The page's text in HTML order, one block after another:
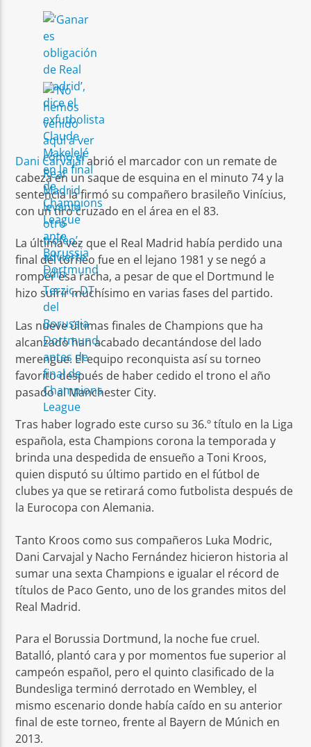
Dani Carvajalabrió el marcador con un remate de
cabeza en un saque de esquina en el minuto 74 y la
sentencia la firmó su compañero brasileño Vinícius,
con un tiro cruzado en el área en el 83.
La última vez que el Real Madrid había perdido una
final del torneo fue en el lejano 1981 y se negó a
romper esa racha, a pesar de que el Dortmund le
hizo sufrir muchísimo en varias fases del partido.
Las nueve últimas finales de Champions que ha
alcanzado han acabado decantándose del lado
merengue. El equipo reconquista así su torneo
favorito después de haber cedido el trono el año
pasado al Manchester City.
Tras haber logrado este curso su 36.º título en la Liga
española, esta Champions corona la temporada y
brinda una despedida de ensueño a Toni Kroos,
quien disputó su último partido en el fútbol de
clubes ya que se retirará como futbolista después de
la Eurocopa con Alemania.
Tanto Kroos como sus compañeros Luka Modric,
Dani Carvajal y Nacho Fernández hicieron historia al
sumar una sexta Champions e igualar el récord de
títulos de Paco Gento, uno de los grandes mitos del
Real Madrid.
Para el Borussia Dortmund, la noche fue cruel.
Batalló, plantó cara y por momentos fue superior al
campeón español, pero el quinto clasificado de la
Bundesliga terminó derrotado en Wembley, el
mismo escenario donde había caído en su anterior
final de este torneo, frente al Bayern de Múnich en
2013.